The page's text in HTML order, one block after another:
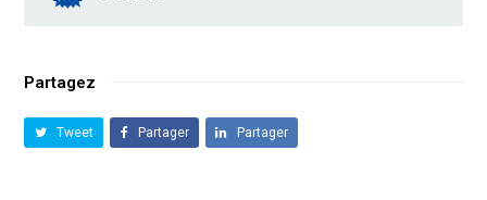
Partagez
Tweet Partager Partager